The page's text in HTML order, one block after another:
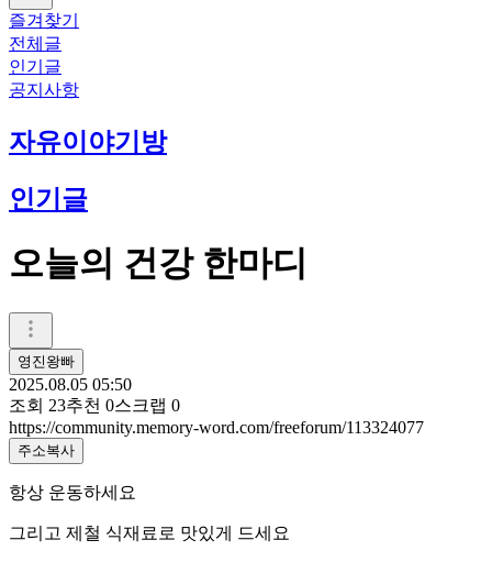
즐겨찾기
전체글
인기글
공지사항
자유이야기방
인기글
오늘의 건강 한마디
영진왕빠
2025.08.05 05:50
조회 23추천 0스크랩 0
https://community.memory-word.com/freeforum/113324077
주소복사
항상 운동하세요
그리고 제철 식재료로 맛있게 드세요